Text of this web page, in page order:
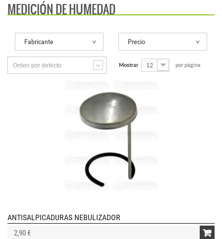
MEDICIÓN DE HUMEDAD
Fabricante Precio
Orden por defecto Mostrar 12 por página
ANTISALPICADURAS NEBULIZADOR
2,90 €